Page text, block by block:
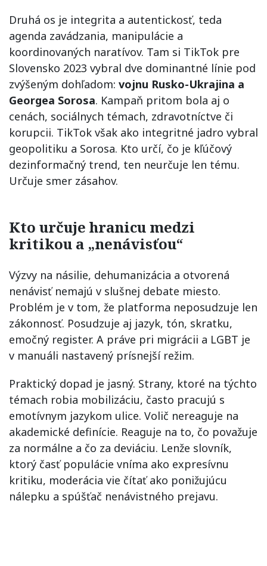
Druhá os je integrita a autentickosť, teda
agenda zavádzania, manipulácie a
koordinovaných naratívov. Tam si TikTok pre
Slovensko 2023 vybral dve dominantné línie pod
zvýšeným dohľadom: vojnu Rusko-Ukrajina a
Georgea Sorosa. Kampaň pritom bola aj o
cenách, sociálnych témach, zdravotníctve či
korupcii. TikTok však ako integritné jadro vybral
geopolitiku a Sorosa. Kto určí, čo je kľúčový
dezinformačný trend, ten neurčuje len tému.
Určuje smer zásahov.
Kto určuje hranicu medzi
kritikou a „nenávisťou“
Výzvy na násilie, dehumanizácia a otvorená
nenávisť nemajú v slušnej debate miesto.
Problém je v tom, že platforma neposudzuje len
zákonnosť. Posudzuje aj jazyk, tón, skratku,
emočný register. A práve pri migrácii a LGBT je
v manuáli nastavený prísnejší režim.
Praktický dopad je jasný. Strany, ktoré na týchto
témach robia mobilizáciu, často pracujú s
emotívnym jazykom ulice. Volič nereaguje na
akademické definície. Reaguje na to, čo považuje
za normálne a čo za deviáciu. Lenže slovník,
ktorý časť populácie vníma ako expresívnu
kritiku, moderácia vie čítať ako ponižujúcu
nálepku a spúšťač nenávistného prejavu.